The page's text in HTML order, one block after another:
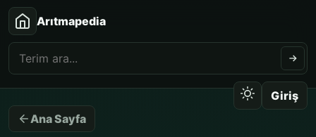
Arıtmapedia
Giriş
Ana Sayfa